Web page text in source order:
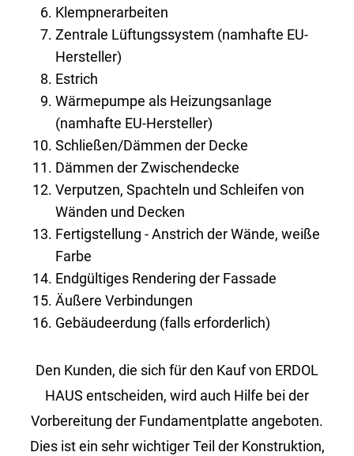
Klempnerarbeiten
Zentrale Lüftungssystem (namhafte EU-
Hersteller)
Estrich
Wärmepumpe als Heizungsanlage
(namhafte EU-Hersteller)
Schließen/Dämmen der Decke
Dämmen der Zwischendecke
Verputzen, Spachteln und Schleifen von
Wänden und Decken
Fertigstellung - Anstrich der Wände, weiße
Farbe
Endgültiges Rendering der Fassade
Äußere Verbindungen
Gebäudeerdung (falls erforderlich)
Den Kunden, die sich für den Kauf von ERDOL
HAUS entscheiden, wird auch Hilfe bei der
Vorbereitung der Fundamentplatte angeboten.
Dies ist ein sehr wichtiger Teil der Konstruktion,